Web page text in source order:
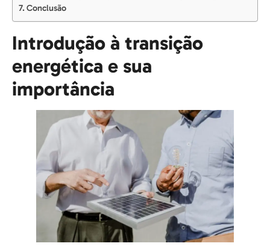
Conclusão
Introdução à transição
energética e sua
importância